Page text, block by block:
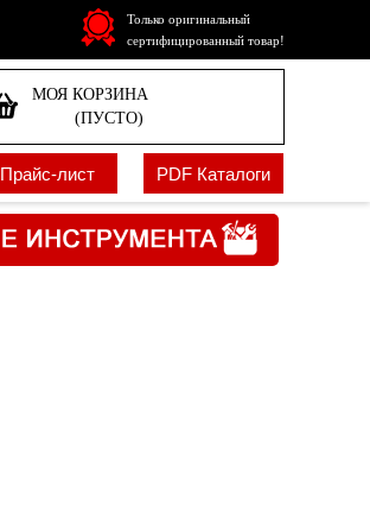
Только оригинальный
сертифицированный товар!
МОЯ КОРЗИНА
(ПУСТО)
Прайс-лист PDF Каталоги